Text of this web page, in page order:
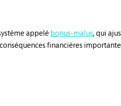
appelé bonus-malus, qui
financières